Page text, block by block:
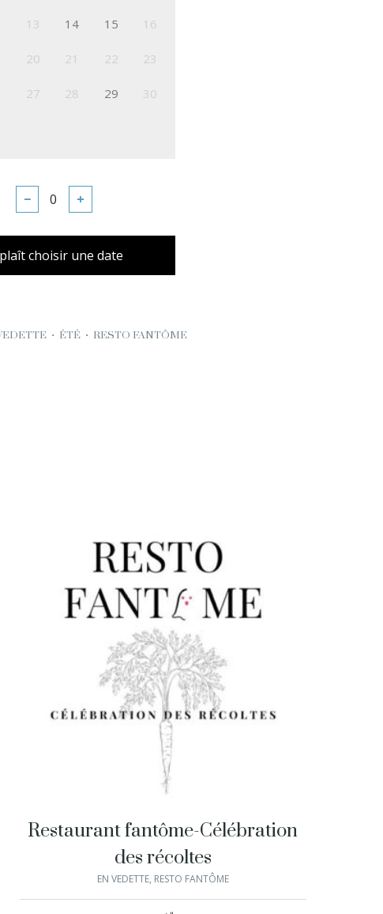
13 14 15 16
20 21 22 23
27 28 29 30
− +
choisir une date
• ÉTÉ • RESTO FANTÔME
Restaurant fantôme-Célébration
des récoltes
EN VEDETTE, RESTO FANTÔME